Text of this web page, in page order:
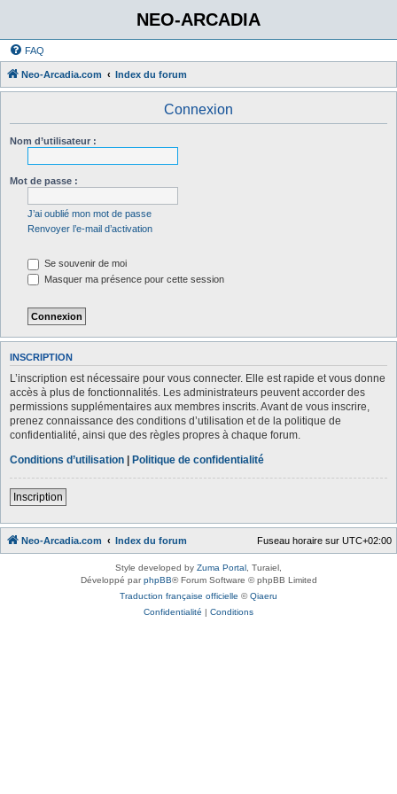
NEO-ARCADIA
FAQ
Neo-Arcadia.com Index du forum
Connexion
Nom d’utilisateur :
Mot de passe :
J’ai oublié mon mot de passe
Renvoyer l’e-mail d’activation
Se souvenir de moi
Masquer ma présence pour cette session
INSCRIPTION
L’inscription est nécessaire pour vous connecter. Elle est rapide et vous donne
accès à plus de fonctionnalités. Les administrateurs peuvent accorder des
permissions supplémentaires aux membres inscrits. Avant de vous inscrire,
prenez connaissance des conditions d’utilisation et de la politique de
confidentialité, ainsi que des règles propres à chaque forum.
Conditions d’utilisation | Politique de confidentialité
Inscription
Neo-Arcadia.com Index du forum Fuseau horaire sur UTC+02:00
Style developed by Zuma Portal , Turaiel,
Développé parphpBB® Forum Software © phpBB Limited
Traduction française officielle ©Qiaeru
Confidentialité | Conditions